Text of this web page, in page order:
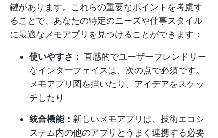
鍵があります。これらの重要なポイントを考慮す
ることで、あなたの特定のニーズや仕事スタイル
に最適なメモアプリを見つけることができます：
使いやすさ： 直感的でユーザーフレンドリー
なインターフェイスは、次の点で必須です。
メモアプリ 図を描いたり、アイデアをスケッ
チしたり
統合機能： 新しいメモアプリは、技術エコシ
ステム内の他のアプリとうまく連携する必要